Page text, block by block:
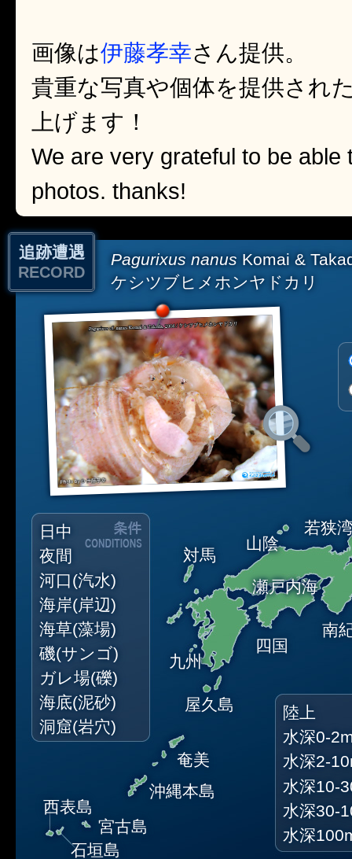
画像は伊藤孝幸さん提供。
貴重な写真や個体を提供され
上げます！
We are very grateful to be able
photos. thanks!
追跡遭遇
RECORD
Pagurixus nanus Komai &
ケシツブヒメホンヤドカリ
若狭
南
山陰
瀬戸内海
四国
対馬
九州
屋久島
奄美
沖縄本島
宮古島
石垣島
西表島
陸上
水深0-
水深2-
水深10-
水深30-
水深
日中
夜間
河口(汽水)
海岸(岸辺)
海草(藻場)
磯(サンゴ)
ガレ場(礫)
海底(泥砂)
洞窟(岩穴)